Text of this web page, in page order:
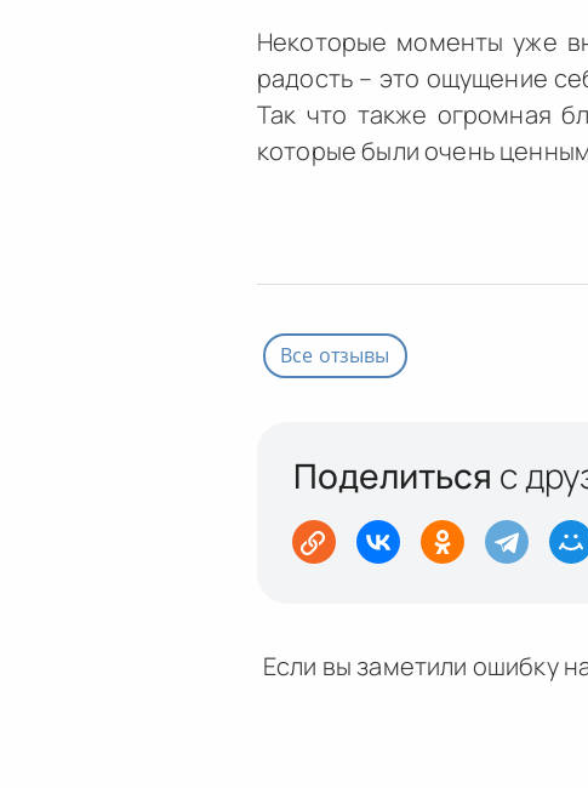
Некоторые моменты уже
радость – это ощущение
Так что также огромная
которые были очень
Все отзывы
Поделиться с
Если вы заметили ошибку